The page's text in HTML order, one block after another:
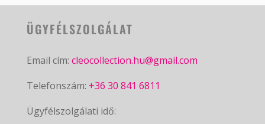
ÜGYFÉLSZOLGÁLAT
Email cím: cleocollection.hu@gmail.com
Telefonszám: +36 30 841 6811
Ügyfélszolgálati idő: